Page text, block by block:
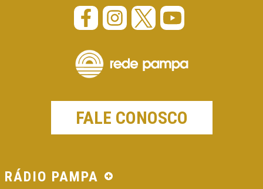
FALE CONOSCO
RÁDIO PAMPA